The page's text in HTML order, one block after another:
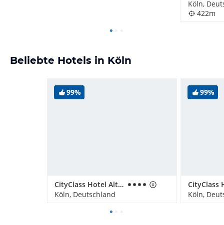
Köln,
422m
Beliebte Hotels in Köln
99%
CityClass Hotel Alter Markt
Köln, Deutschland
99%
Köln,